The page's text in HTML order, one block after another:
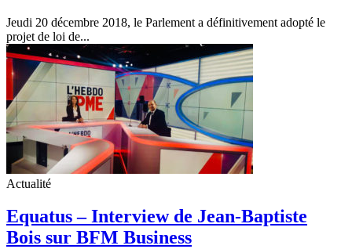
Jeudi 20 décembre 2018, le Parlement a définitivement adopté le
projet de loi de...
Actualité
Equatus – Interview de Jean-Baptiste
Bois sur BFM Business